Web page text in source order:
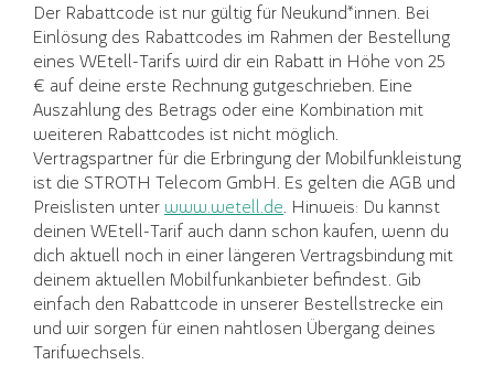
Der Rabattcode ist nur gültig für Neukund*innen. Bei
Einlösung des Rabattcodes im Rahmen der Bestellung
eines WEtell-Tarifs wird dir ein Rabatt in Höhe von 25
€ auf deine erste Rechnung gutgeschrieben. Eine
Auszahlung des Betrags oder eine Kombination mit
weiteren Rabattcodes ist nicht möglich.
Vertragspartner für die Erbringung der Mobilfunkleistung
ist die STROTH Telecom GmbH. Es gelten die AGB und
Preislisten unter www.wetell.de. Hinweis: Du kannst
deinen WEtell-Tarif auch dann schon kaufen, wenn du
dich aktuell noch in einer längeren Vertragsbindung mit
deinem aktuellen Mobilfunkanbieter befindest. Gib
einfach den Rabattcode in unserer Bestellstrecke ein
und wir sorgen für einen nahtlosen Übergang deines
Tarifwechsels.